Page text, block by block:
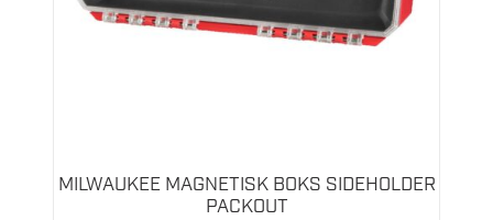
MILWAUKEE MAGNETISK BOKS SIDEHOLDER
PACKOUT